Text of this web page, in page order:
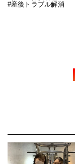
#産後トラブル解消